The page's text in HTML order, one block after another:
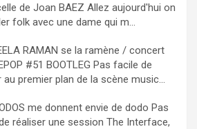
de Joan BAEZ Allez aujourd'hui on
folk avec une dame qui m...
RAMAN se la ramène / concert
#51 BOOTLEG Pas facile de
au premier plan de la scène music...
me donnent envie de dodo Pas
réaliser une session The Interface,